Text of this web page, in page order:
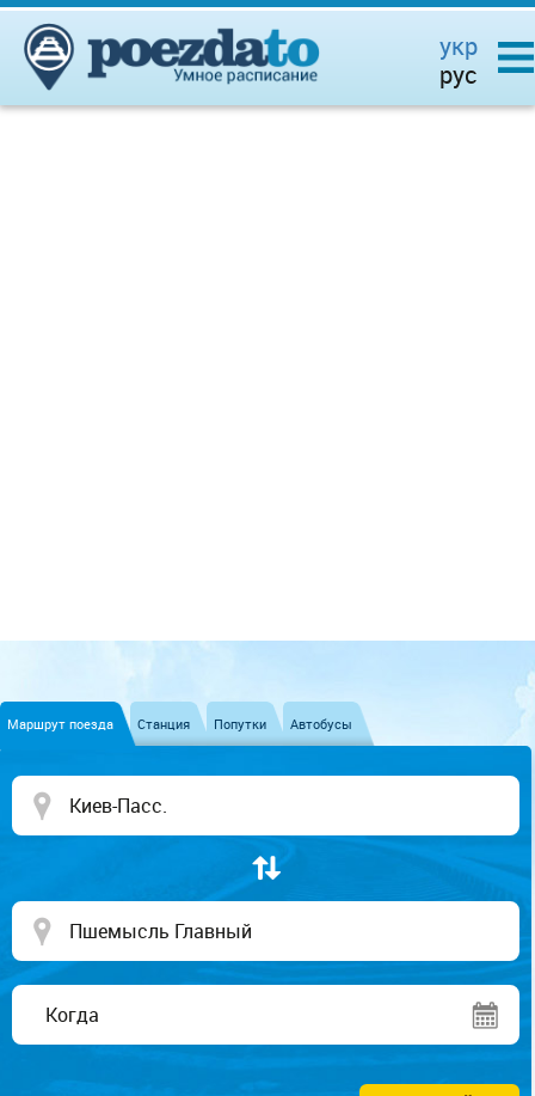
укр
рус
Маршрут поезда Станция Попутки Автобусы